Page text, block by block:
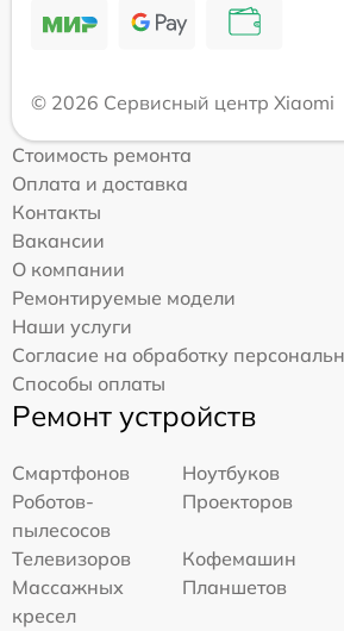
© 2026 Сервисный центр Xiaomi
Стоимость ремонта
Оплата и доставка
Контакты
Вакансии
О компании
Ремонтируемые модели
Наши услуги
Согласие на обработку
Способы оплаты
Ремонт устройств
Смартфонов
Ноутбуков
Роботов-
пылесосов
Проекторов
Телевизоров
Кофемашин
Массажных
кресел
Планшетов